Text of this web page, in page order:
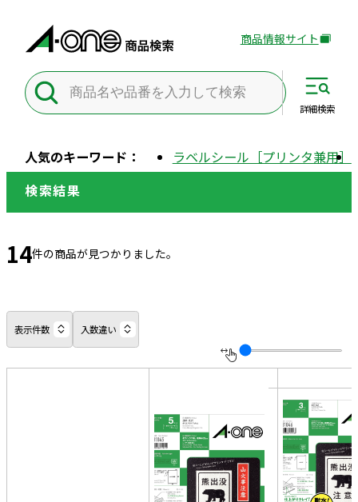
外
サ
別
す
商品情報サイト
人気のキーワード： ラベルシール［プリンタ兼用］
詳細検索
検索結果
14件の商品が見つかりました。
表示件数 入数違い